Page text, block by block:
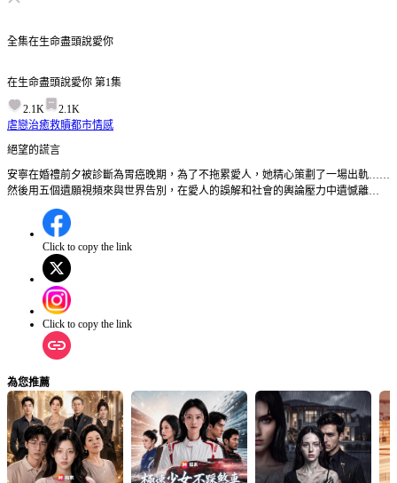
全集在生命盡頭說愛你
在生命盡頭說愛你 第1集
2.1K
2.1K
虐戀治癒救贖都市情感
絕望的謊言
安寧在婚禮前夕被診斷為胃癌晚期，為了不拖累愛人，她精心策劃了一場出軌……
然後用五個遺願視頻來與世界告別，在愛人的誤解和社會的輿論壓力中遺憾離
世…… 第1集:安寧在婚禮前夕被診斷出胃癌晚期，為了不讓愛人秦裕之承受痛苦，
她精心策劃了一場與經紀人周洛的假出軌，並決定在生命最後三個月完成五個遺願
視頻。安寧的五個遺願會是什麼？秦裕之最終會發現真相嗎？
Click to copy the link
Click to copy the link
為您推薦